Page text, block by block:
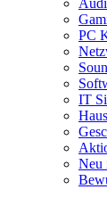
PC
IT
Neu